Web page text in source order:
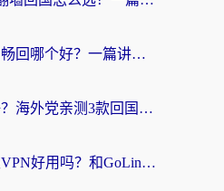
海外党纠结云极和畅回哪个好？一篇讲透回国加速器怎么选（附避坑指南）
穿梭和秒连哪个好？海外党亲测3款回国加速器，教你在国外正常浏览国内网站
海外党必看：云极VPN好用吗？和GoLinkVPN对比哪个回国效果更好？附真实体验指南